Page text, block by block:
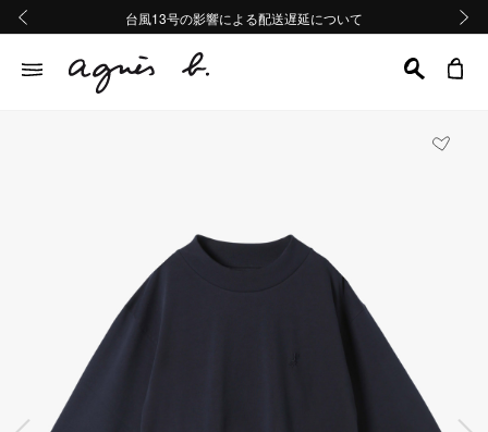
熊本地域地震の影響による配送遅延について
Summer Sale 2buy10%OFF!!
台風13号の影響による配送遅延について
熊本地域地震の影響による配送遅延について
Summer Sale 2buy10%OFF!!
前の画像